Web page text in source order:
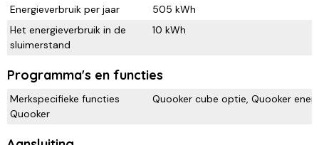
Energieverbruik per jaar
505 kWh
Het energieverbruik in de
sluimerstand
10 kWh
Programma's en functies
Merkspecifieke functies
Quooker
Quooker cube optie, Quooker